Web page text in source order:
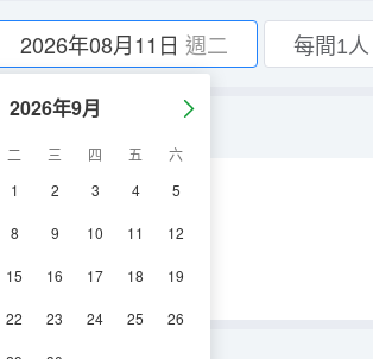
2026年08月11日 週二
2026年9月
二 三 四 五
六
1
2 3 4 5
8 9 10 11 12
15 16 17 18 19
22 23 24 25 26
空調